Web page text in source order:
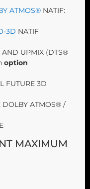
ATMOS® NATIF:
3D NATIF
AND UPMIX (DTS®
option
FUTURE 3D
DOLBY ATMOS® /
MAXIMUM